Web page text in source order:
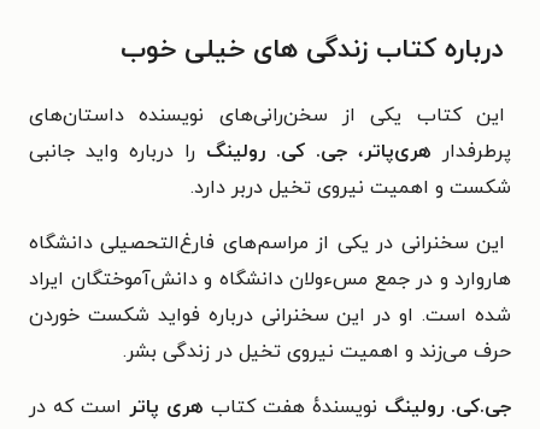
درباره کتاب زندگی های خیلی خوب
این کتاب یکی از سخن‌رانی‌های نویسنده داستان‌های
پرطرفدار هری‌پاتر، جی. کی. رولینگ را درباره واید جانبی
شکست و اهمیت نیروی تخیل دربر دارد.
این سخنرانی در یکی از مراسم‌های فارغ‌التحصیلی دانشگاه
هاروارد و در جمع مسءولان دانشگاه و دانش‌آموختگان ایراد
شده است. او در این سخنرانی درباره فواید شکست خوردن
حرف می‌زند و اهمیت نیروی تخیل در زندگی بشر.
جی.کی. رولینگ نویسندهٔ هفت کتاب هری پاتر است که در